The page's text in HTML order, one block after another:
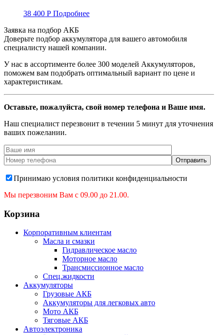
38 400 Р Подробнее
Заявка на подбор АКБ
Доверьте подбор аккумулятора для вашего автомобиля
специалисту нашей компании.
У нас в ассортименте более 300 моделей Аккумуляторов,
поможем вам подобрать оптимальный вариант по цене и
характеристикам.
Оставьте, пожалуйста, свой номер телефона и Ваше имя.
Наш специалист перезвонит в течении 5 минут для уточнения
ваших пожелании.
Принимаю условия политики конфиденциальности
Мы перезвоним Вам с 09.00 до 21.00.
Корзина
Корпоративным клиентам
Масла и смазки
Гидравлическое масло
Моторное масло
Трансмиссионное масло
Спец.жидкости
Аккумуляторы
Грузовые АКБ
Аккумуляторы для легковых авто
Мото АКБ
Тяговые АКБ
Автоэлектроника